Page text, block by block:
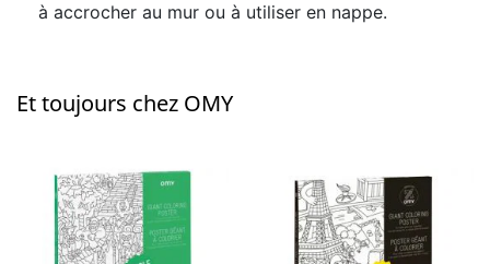
à accrocher au mur ou à utiliser en nappe.
Et toujours chez OMY